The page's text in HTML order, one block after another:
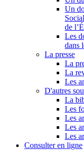
Un
de
Les
dans
La presse
La
La
Les
D'autres
La
Les
Les
Les
Les
Consulter en ligne